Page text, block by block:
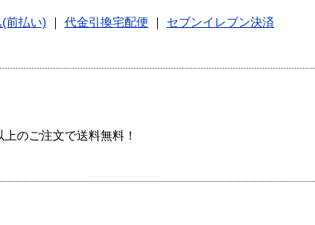
前払い) 代金引換宅配便
セブンイレブン決済
のご注文で送料無料！